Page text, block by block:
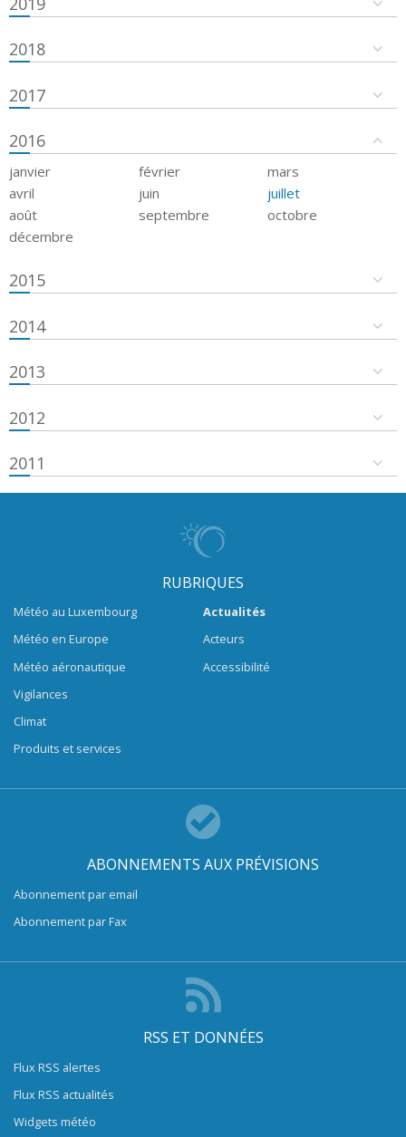
2018
2017
2016
janvier février
mars
avril
juin
juillet
août
septembre
octobre
décembre
2015
2014
2013
2012
2011
RUBRIQUES
Météo au Luxembourg
Météo en Europe
Météo aéronautique
Vigilances
Climat
Produits et services
Actualités
Acteurs
Accessibilité
ABONNEMENTS AUX PRÉVISIONS
Abonnement par email
Abonnement par Fax
RSS ET DONNÉES
Flux RSS alertes
Flux RSS actualités
Widgets météo